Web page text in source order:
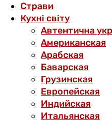
Страви
Кухні світу
Автентична
Американская
Арабская
Баварская
Грузинская
Европейская
Индийская
Итальянская